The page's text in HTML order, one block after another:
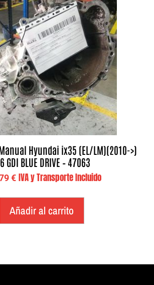
Hyundai ix35 (EL/LM)(2010->)
GDI BLUE DRIVE – 47063
€ IVA y Transporte Incluido
Añadir al carrito